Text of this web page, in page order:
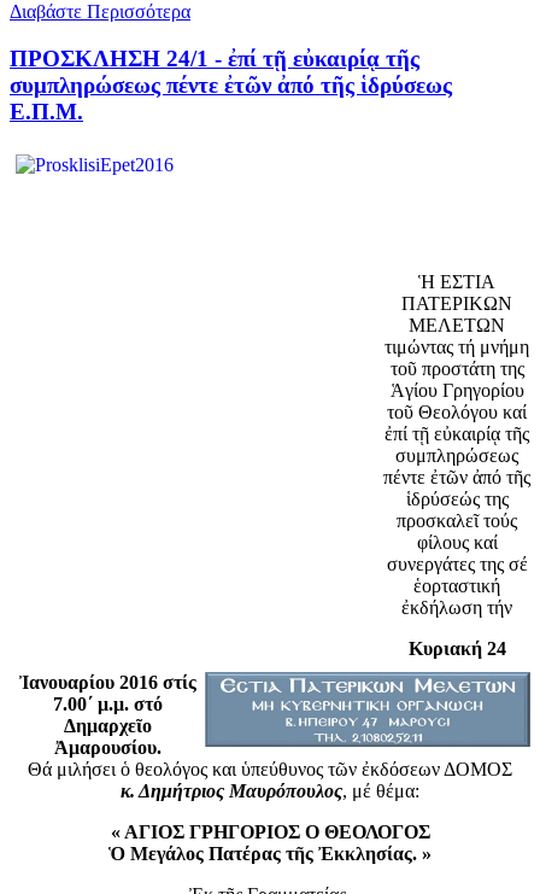
Διαβάστε Περισσότερα
ΠΡΟΣΚΛΗΣΗ 24/1 - ἐπί τῇ εὐκαιρίᾳ τῆς
συμπληρώσεως πέντε ἐτῶν ἀπό τῆς ἱδρύσεως
Ε.Π.Μ.
Ἡ ΕΣΤΙΑ
ΠΑΤΕΡΙΚΩΝ
ΜΕΛΕΤΩΝ
τιμώντας τή μνήμη
τοῦ προστάτη της
Ἁγίου Γρηγορίου
τοῦ Θεολόγου καί
ἐπί τῇ εὐκαιρίᾳ τῆς
συμπληρώσεως
πέντε ἐτῶν ἀπό τῆς
ἱδρύσεώς της
προσκαλεῖ τούς
φίλους καί
συνεργάτες της σέ
ἑορταστική
ἐκδήλωση τήν
Κυριακή 24
Ἰανουαρίου 2016 στίς
7.00΄ μ.μ. στό
Δημαρχεῖο
Ἀμαρουσίου.
Θά μιλήσει ὁ θεολόγος και ὑπεύθυνος τῶν ἐκδόσεων ΔΟΜΟΣ
κ. Δημήτριος Μαυρόπουλος, μέ θέμα:
« ΑΓΙΟΣ ΓΡΗΓΟΡΙΟΣ Ο ΘΕΟΛΟΓΟΣ
Ὁ Μεγάλος Πατέρας τῆς Ἐκκλησίας. »